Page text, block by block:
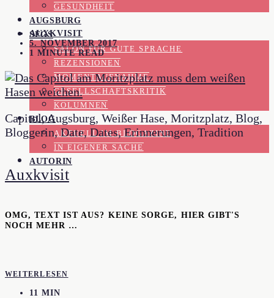
GESUNDHEIT
AUGSBURG
SFGS
SALON FÜR GUTE SPRACHE
REZENSIONEN
MOMENTAUFNAHME
GESELLSCHAFTSKRITIK
KOLUMNEN
BLOG
AKTUELL IM BLOGAZINE
IN EIGENER SACHE
AUTORIN
AUXKVISIT
5. NOVEMBER 2017
1 MINUTE READ
Capitol, Augsburg, Weißer Hase, Moritzplatz, Blog,
Bloggerin, Date, Dates, Erinnerungen, Tradition
Auxkvisit
OMG, TEXT IST AUS? KEINE SORGE, HIER GIBT'S
NOCH MEHR …
WEITERLESEN
11 MIN